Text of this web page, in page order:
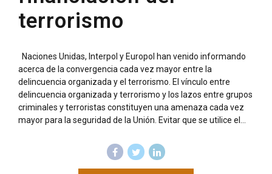
terrorismo
Naciones Unidas, Interpol y Europol han venido informando
acerca de la convergencia cada vez mayor entre la
delincuencia organizada y el terrorismo. El vínculo entre
delincuencia organizada y terrorismo y los lazos entre grupos
criminales y terroristas constituyen una amenaza cada vez
mayor para la seguridad de la Unión. Evitar que se utilice el...